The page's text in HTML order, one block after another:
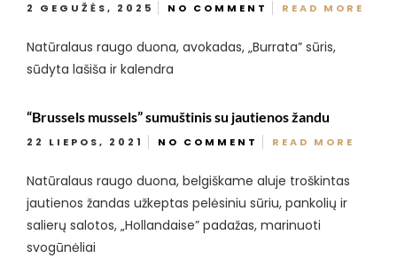
2 GEGUŽĖS, 2025 NO COMMENT READ MORE
Natūralaus raugo duona, avokadas, „Burrata” sūris,
sūdyta lašiša ir kalendra
“Brussels mussels” sumuštinis su jautienos žandu
22 LIEPOS, 2021 NO COMMENT READ MORE
Natūralaus raugo duona, belgiškame aluje troškintas
jautienos žandas užkeptas pelėsiniu sūriu, pankolių ir
salierų salotos, „Hollandaise” padažas, marinuoti
svogūnėliai